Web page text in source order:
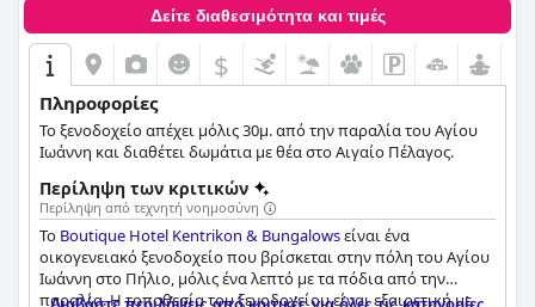
Δείτε διαθεσιμότητα και τιμές
$
Πληροφορίες
Το ξενοδοχείο απέχει μόλις 30μ. από την παραλία του Αγίου
Ιωάννη και διαθέτει δωμάτια με θέα στο Αιγαίο Πέλαγος.
Περίληψη των κριτικών
Περίληψη από τεχνητή νοημοσύνη
Το Boutique Hotel Kentrikon & Bungalowsείναι ένα
οικογενειακό ξενοδοχείο που βρίσκεται στην πόλη του Αγίου
Ιωάννη στο Πήλιο, μόλις ένα λεπτό με τα πόδια από την
παραλία. Η τοποθεσία του ξενοδοχείου είναι εξαιρετική με